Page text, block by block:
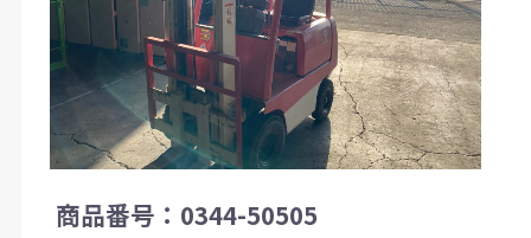
商品番号：0344-50505